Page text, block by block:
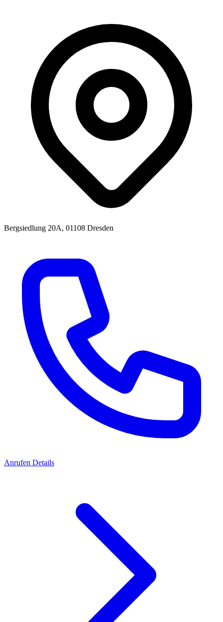
Bergsiedlung 20A, 01108 Dresden
Anrufen Details